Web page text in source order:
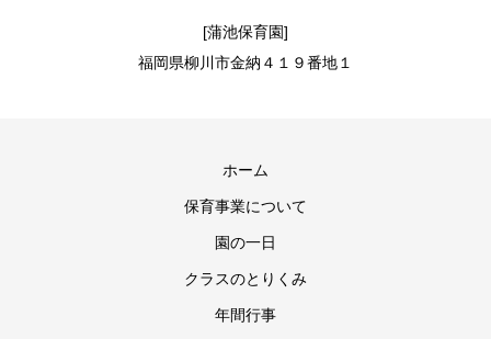
[蒲池保育園]
福岡県柳川市金納４１９番地１
ホーム
保育事業について
園の一日
クラスのとりくみ
年間行事